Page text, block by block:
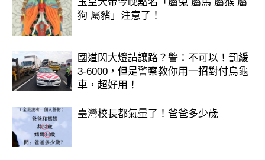
軍！
6月2日至4日這三天，屬鼠的人財運最
旺，容易遇到令人驚喜的好消息。無論
是工作收入增加、意外獲得獎勵，或是
生活中出現難得的幸運機會，都可能讓
你笑得合不攏嘴。
只要把握機會、保持積極態度，財神爺
狗 屬豬」注意了！
國道閃大燈請讓路？警：不可以！罰緩
3-6000，但是警察教你用一招對付烏龜
車，超好用！
臺灣校長都氣暈了！爸爸多少歲